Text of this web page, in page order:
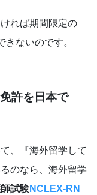
れば期間限定の
きないのです。
許を日本で
、『海外留学して
のなら、海外留学
試験NCLEX-RN